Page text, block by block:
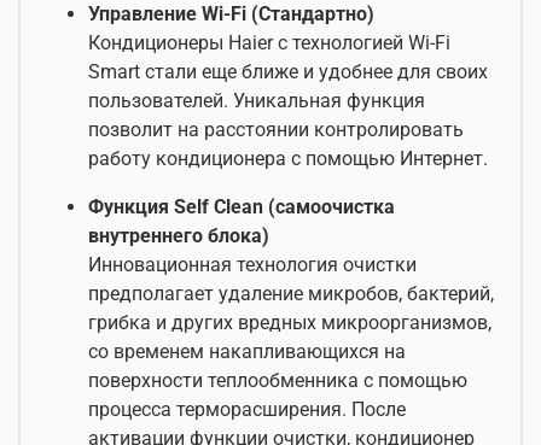
Управление Wi-Fi (Стандартно)
Кондиционеры Haier с технологией Wi-Fi
Smart стали еще ближе и удобнее для своих
пользователей. Уникальная функция
позволит на расстоянии контролировать
работу кондиционера с помощью Интернет.
Функция Self Clean (самоочистка
внутреннего блока)
Инновационная технология очистки
предполагает удаление микробов, бактерий,
грибка и других вредных микроорганизмов,
со временем накапливающихся на
поверхности теплообменника с помощью
процесса терморасширения. После
активации функции очистки, кондиционер